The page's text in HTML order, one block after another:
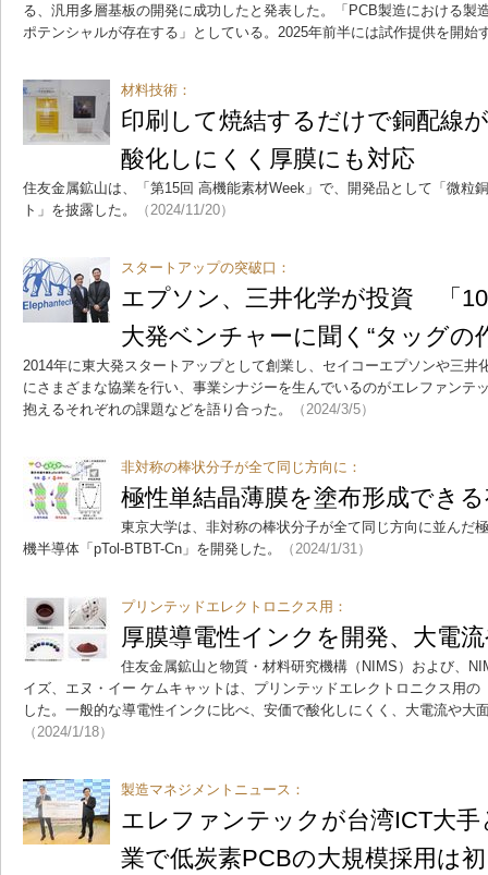
る、汎用多層基板の開発に成功したと発表した。「PCB製造における製
ポテンシャルが存在する」としている。2025年前半には試作提供を開始
材料技術：
印刷して焼結するだけで銅配
酸化しにくく厚膜にも対応
住友金属鉱山は、「第15回 高機能素材Week」で、開発品として「微粒
ト」を披露した。
（2024/11/20）
スタートアップの突破口：
エプソン、三井化学が投資 「
大発ベンチャーに聞く“タッグの
2014年に東大発スタートアップとして創業し、セイコーエプソンや三井
にさまざまな協業を行い、事業シナジーを生んでいるのがエレファンテ
抱えるそれぞれの課題などを語り合った。
（2024/3/5）
非対称の棒状分子が全て同じ方向に：
極性単結晶薄膜を塗布形成でき
東京大学は、非対称の棒状分子が全て同じ方向に並んだ
機半導体「pTol-BTBT-Cn」を開発した。
（2024/1/31）
プリンテッドエレクトロニクス用：
厚膜導電性インクを開発、大電
住友金属鉱山と物質・材料研究機構（NIMS）および、
イズ、エヌ・イー ケムキャットは、プリンテッドエレクトロニクス用
した。一般的な導電性インクに比べ、安価で酸化しにくく、大電流や大
（2024/1/18）
製造マネジメントニュース：
エレファンテックが台湾ICT大手
業で低炭素PCBの大規模採用は初